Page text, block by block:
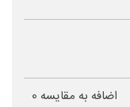
اضافه به مقایسه 0